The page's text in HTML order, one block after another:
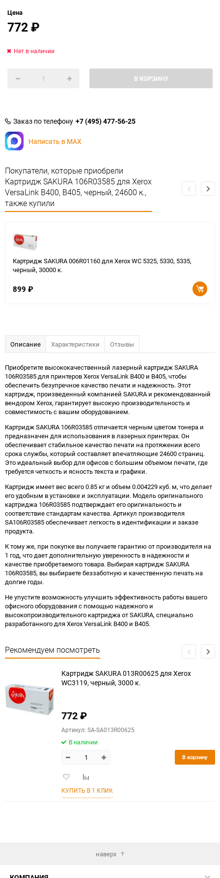
Цена
772₽
В КОРЗИНУ
Нет в наличии
Заказ по телефону +7 (495) 477-56-25
Написать в MAX
Покупатели, которые приобрели
Картридж SAKURA 106R03585 для Xerox
VersaLink B400, B405, черный, 24600 к.,
также купили
Картридж SAKURA 006R01160 для Xerox WC 5325, 5330, 5335,
черный, 30000 к.
899 ₽
Описание Характеристики Отзывы
Приобретите высококачественный лазерный картридж SAKURA
106R03585 для принтеров Xerox VersaLink B400 и B405, чтобы
обеспечить безупречное качество печати и надежность. Этот
картридж, произведенный компанией SAKURA и рекомендованный
вендором Xerox, гарантирует высокую производительность и
совместимость с вашим оборудованием.
Картридж SAKURA 106R03585 отличается черным цветом тонера и
предназначен для использования в лазерных принтерах. Он
обеспечивает стабильное качество печати на протяжении всего
срока службы, который составляет впечатляющие 24600 страниц.
Это идеальный выбор для офисов с большим объемом печати, где
требуется четкость и ясность текста и графики.
Картридж имеет вес всего 0.85 кг и объем 0.004229 куб. м, что делает
его удобным в установке и эксплуатации. Модель оригинального
картриджа 106R03585 подтверждает его оригинальность и
соответствие стандартам качества. Артикул производителя
SA106R03585 обеспечивает легкость в идентификации и заказе
продукта.
К тому же, при покупке вы получаете гарантию от производителя на
1 год, что дает дополнительную уверенность в надежности и
качестве приобретаемого товара. Выбирая картридж SAKURA
106R03585, вы выбираете беззаботную и качественную печать на
долгие годы.
Не упустите возможность улучшить эффективность работы вашего
офисного оборудования с помощью надежного и
высокопроизводительного картриджа от SAKURA, специально
разработанного для Xerox VersaLink B400 и B405.
Рекомендуем посмотреть
Картридж SAKURA 013R00625 для Xerox
WC3119, черный, 3000 к.
772₽
Артикул: SA-SA013R00625
В наличии
Добавить
избранное
Добавить
сравнению
В корзину
КУПИТЬ В 1 КЛИК
наверх